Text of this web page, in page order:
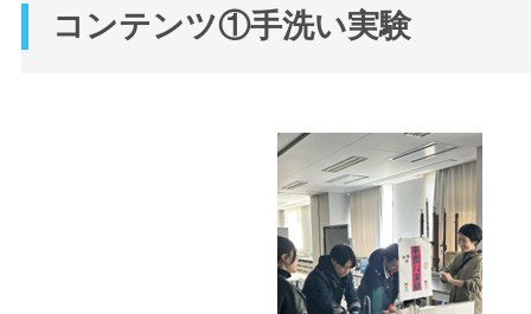
コンテンツ①手洗い実験